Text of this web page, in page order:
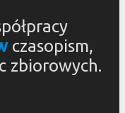
czasopism,
zbiorowych.